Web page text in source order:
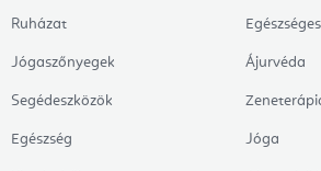
Ruházat
Jógaszőnyegek
Segédeszközök
Egészség
Ájurvéda
Jóga